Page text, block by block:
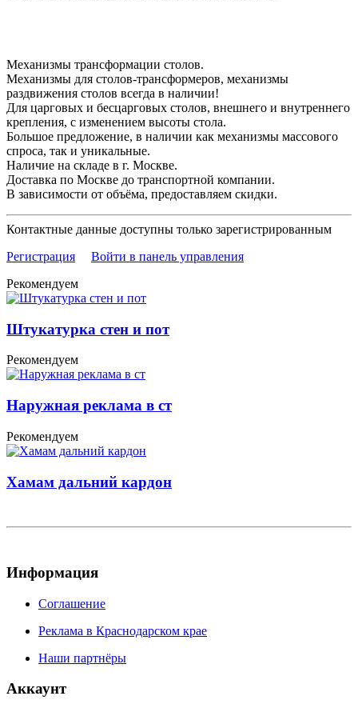
Механизмы трансформации столов.
Механизмы для столов-трансформеров, механизмы
раздвижения столов всегда в наличии!
Для царговых и бесцарговых столов, внешнего и внутреннего
крепления, с изменением высоты стола.
Большое предложение, в наличии как механизмы массового
спроса, так и уникальные.
Наличие на складе в г. Москве.
Доставка по Москве до транспортной компании.
В зависимости от объёма, предоставляем скидки.
Контактные данные доступны только зарегистрированным
Регистрация
Войти в панель управления
Рекомендуем
Штукатурка стен и пот
Рекомендуем
Наружная реклама в ст
Рекомендуем
Хамам дальний кардон
Информация
Соглашение
Реклама в Краснодарском крае
Наши партнёры
Аккаунт